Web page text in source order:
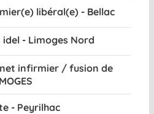
libéral(e) - Bellac
- Limoges Nord
infirmier / fusion de
- Peyrilhac